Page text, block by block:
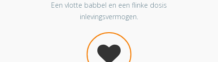
Een vlotte babbel en een flinke dosis
inlevingsvermogen.